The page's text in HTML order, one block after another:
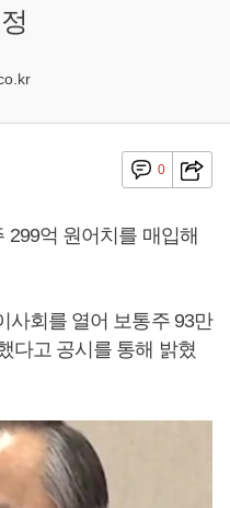
0
억 원어치를 매입해
사회를 열어 보통주 93만
다고 공시를 통해 밝혔